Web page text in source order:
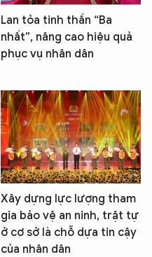
Lan tỏa tinh thần “Ba
nhất”, nâng cao hiệu quả
phục vụ nhân dân
Xây dựng lực lượng tham
gia bảo vệ an ninh, trật tự
ở cơ sở là chỗ dựa tin cậy
của nhân dân